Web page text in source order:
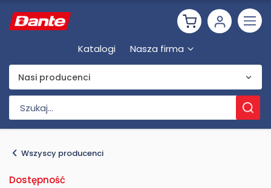
Katalogi Nasza firma
Nasi producenci
Wszyscy producenci
Dostępność